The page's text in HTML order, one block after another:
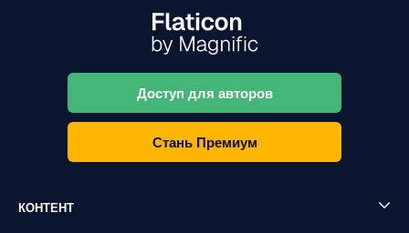
Доступ для авторов
Стань Премиум
КОНТЕНТ